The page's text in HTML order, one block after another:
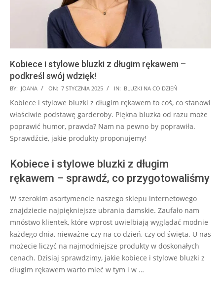
Kobiece i stylowe bluzki z długim rękawem –
podkreśl swój wdzięk!
2025-
01-
07
BY: JOANA ON: 7 STYCZNIA 2025 IN: BLUZKI NA CO DZIEŃ
Kobiece i stylowe bluzki z długim rękawem to coś, co stanowi
właściwie podstawę garderoby. Piękna bluzka od razu może
poprawić humor, prawda? Nam na pewno by poprawiła.
Sprawdźcie, jakie produkty proponujemy!
Kobiece i stylowe bluzki z długim
rękawem – sprawdź, co przygotowaliśmy
W szerokim asortymencie naszego sklepu internetowego
znajdziecie najpiękniejsze ubrania damskie. Zaufało nam
mnóstwo klientek, które wprost uwielbiają wyglądać modnie
każdego dnia, nieważne czy na co dzień, czy od święta. U nas
możecie liczyć na najmodniejsze produkty w doskonałych
cenach. Dzisiaj sprawdzimy, jakie kobiece i stylowe bluzki z
długim rękawem warto mieć w tym i w …